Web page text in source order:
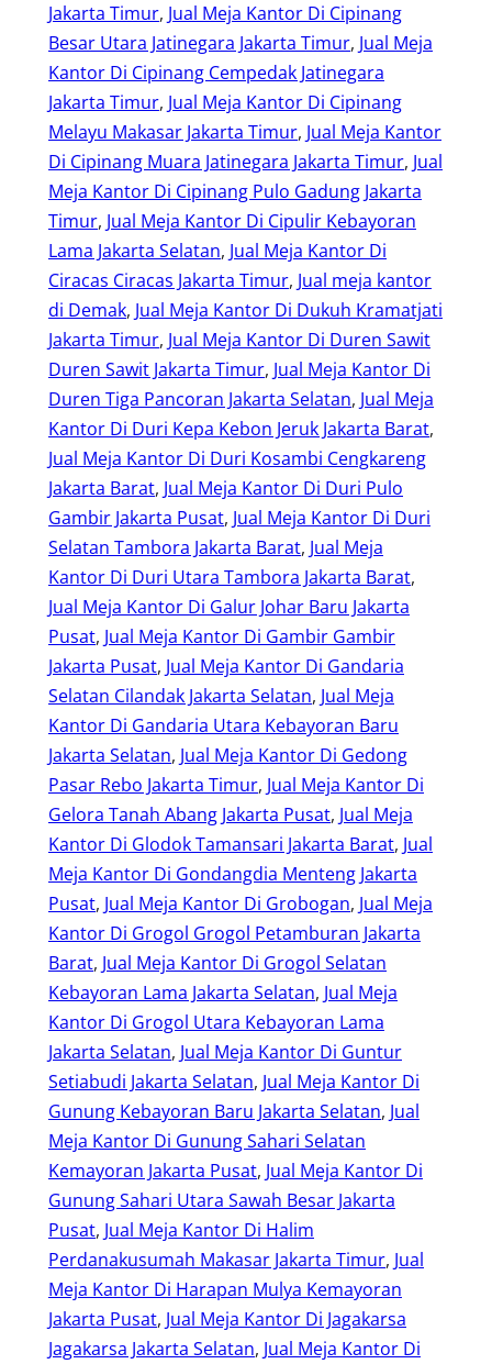
Jakarta Timur, Jual Meja Kantor Di Cipinang
Besar Utara Jatinegara Jakarta Timur, Jual Meja
Kantor Di Cipinang Cempedak Jatinegara
Jakarta Timur, Jual Meja Kantor Di Cipinang
Melayu Makasar Jakarta Timur, Jual Meja Kantor
Di Cipinang Muara Jatinegara Jakarta Timur, Jual
Meja Kantor Di Cipinang Pulo Gadung Jakarta
Timur, Jual Meja Kantor Di Cipulir Kebayoran
Lama Jakarta Selatan, Jual Meja Kantor Di
Ciracas Ciracas Jakarta Timur, Jual meja kantor
di Demak, Jual Meja Kantor Di Dukuh Kramatjati
Jakarta Timur, Jual Meja Kantor Di Duren Sawit
Duren Sawit Jakarta Timur, Jual Meja Kantor Di
Duren Tiga Pancoran Jakarta Selatan, Jual Meja
Kantor Di Duri Kepa Kebon Jeruk Jakarta Barat
Jual Meja Kantor Di Duri Kosambi Cengkareng
Jakarta Barat, Jual Meja Kantor Di Duri Pulo
Gambir Jakarta Pusat, Jual Meja Kantor Di Duri
Selatan Tambora Jakarta Barat, Jual Meja
Kantor Di Duri Utara Tambora Jakarta Barat
Jual Meja Kantor Di Galur Johar Baru Jakarta
Pusat, Jual Meja Kantor Di Gambir Gambir
Jakarta Pusat, Jual Meja Kantor Di Gandaria
Selatan Cilandak Jakarta Selatan, Jual Meja
Kantor Di Gandaria Utara Kebayoran Baru
Jakarta Selatan, Jual Meja Kantor Di Gedong
Pasar Rebo Jakarta Timur, Jual Meja Kantor Di
Gelora Tanah Abang Jakarta Pusat, Jual Meja
Kantor Di Glodok Tamansari Jakarta Barat, Jual
Meja Kantor Di Gondangdia Menteng Jakarta
Pusat, Jual Meja Kantor Di Grobogan, Jual Meja
Kantor Di Grogol Grogol Petamburan Jakarta
Barat, Jual Meja Kantor Di Grogol Selatan
Kebayoran Lama Jakarta Selatan, Jual Meja
Kantor Di Grogol Utara Kebayoran Lama
Jakarta Selatan, Jual Meja Kantor Di Guntur
Setiabudi Jakarta Selatan, Jual Meja Kantor Di
Gunung Kebayoran Baru Jakarta Selatan, Jual
Meja Kantor Di Gunung Sahari Selatan
Kemayoran Jakarta Pusat, Jual Meja Kantor Di
Gunung Sahari Utara Sawah Besar Jakarta
Pusat, Jual Meja Kantor Di Halim
Perdanakusumah Makasar Jakarta Timur, Jual
Meja Kantor Di Harapan Mulya Kemayoran
Jakarta Pusat, Jual Meja Kantor Di Jagakarsa
Jagakarsa Jakarta Selatan, Jual Meja Kantor Di